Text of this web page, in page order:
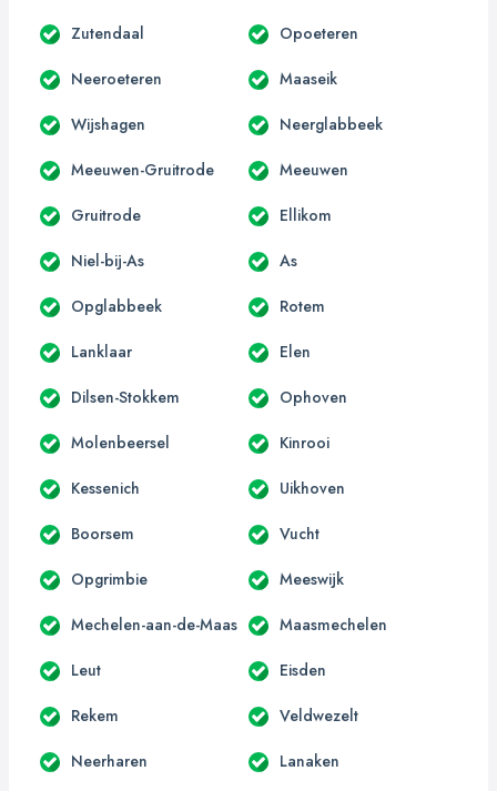
Zutendaal Opoeteren
Neeroeteren Maaseik
Wijshagen Neerglabbeek
Meeuwen-Gruitrode Meeuwen
Gruitrode Ellikom
Niel-bij-As As
Opglabbeek Rotem
Lanklaar Elen
Dilsen-Stokkem Ophoven
Molenbeersel Kinrooi
Kessenich Uikhoven
Boorsem Vucht
Opgrimbie Meeswijk
Mechelen-aan-de-Maas Maasmechelen
Leut Eisden
Rekem Veldwezelt
Neerharen Lanaken